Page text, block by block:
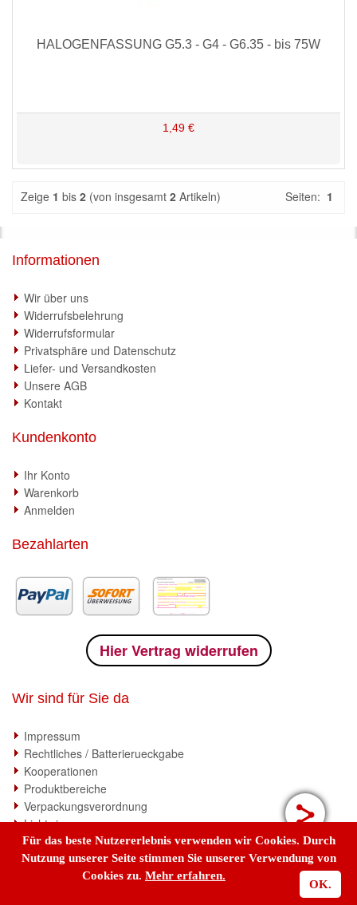
Für das beste Nutzererlebnis verwenden wir Cookies. Durch
Nutzung unserer Seite stimmen Sie unserer Verwendung von
Cookies zu. Mehr erfahren.
OK.
HALOGENFASSUNG G5.3 - G4 - G6.35 - bis 75W
1,49 €
Zeige 1 bis 2 (von insgesamt 2 Artikeln) Seiten: 1
Informationen
Wir über uns
Widerrufsbelehrung
Widerrufsformular
Privatsphäre und Datenschutz
Liefer- und Versandkosten
Unsere AGB
Kontakt
Kundenkonto
Ihr Konto
Warenkorb
Anmelden
Bezahlarten
Hier Vertrag widerrufen
Wir sind für Sie da
Impressum
Rechtliches / Batterierueckgabe
Kooperationen
Produktbereiche
Verpackungsverordnung
Lichtwissen